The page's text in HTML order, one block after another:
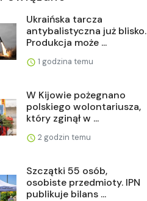
Ukraińska tarcza
antybalistyczna już blisko.
Produkcja może ...
1 godzina temu
W Kijowie pożegnano
polskiego wolontariusza,
który zginął w ...
2 godzin temu
Szczątki 55 osób,
osobiste przedmioty. IPN
publikuje bilans ...